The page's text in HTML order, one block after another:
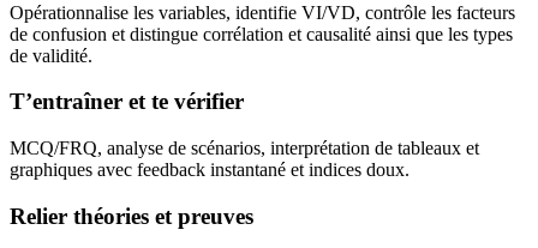
Opérationnalise les variables, identifie VI/VD, contrôle les facteurs
de confusion et distingue corrélation et causalité ainsi que les types
de validité.
T’entraîner et te vérifier
MCQ/FRQ, analyse de scénarios, interprétation de tableaux et
graphiques avec feedback instantané et indices doux.
Relier théories et preuves